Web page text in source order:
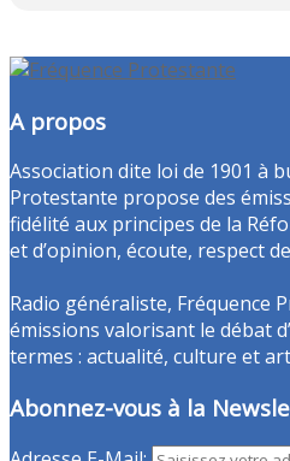
A propos
Association dite loi de 1901 à
Protestante propose des
fidélité aux principes de la
et d’opinion, écoute, respect
Radio généraliste, Fréquence
émissions valorisant le débat
termes : actualité, culture et
Abonnez-vous à la